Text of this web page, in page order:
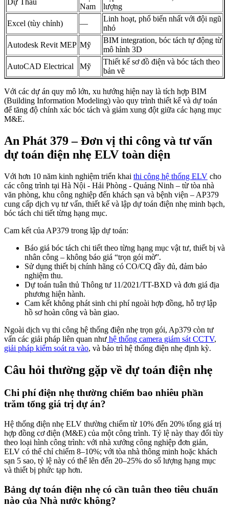
Dự Thầu
Nam
lượng
Excel (tùy chỉnh)
—
Linh hoạt, phổ biến nhất với đội ngũ
nhỏ
Autodesk Revit MEP Mỹ
BIM integration, bóc tách tự động từ
mô hình 3D
AutoCAD Electrical
Mỹ
Thiết kế sơ đồ điện và bóc tách theo
bản vẽ
Với các dự án quy mô lớn, xu hướng hiện nay là tích hợp BIM
(Building Information Modeling) vào quy trình thiết kế và dự toán
để tăng độ chính xác bóc tách và giảm xung đột giữa các hạng mục
M&E.
An Phát 379 – Đơn vị thi công và tư vấn
dự toán điện nhẹ ELV toàn diện
Với hơn 10 năm kinh nghiệm triển khai thi công hệ thống ELV cho
các công trình tại Hà Nội - Hải Phòng - Quảng Ninh – từ tòa nhà
văn phòng, khu công nghiệp đến khách sạn và bệnh viện – AP379
cung cấp dịch vụ tư vấn, thiết kế và lập dự toán điện nhẹ minh bạch,
bóc tách chi tiết từng hạng mục.
Cam kết của AP379 trong lập dự toán:
Báo giá bóc tách chi tiết theo từng hạng mục vật tư, thiết bị và
nhân công – không báo giá “trọn gói mờ”.
Sử dụng thiết bị chính hãng có CO/CQ đầy đủ, đảm bảo
nghiệm thu.
Dự toán tuân thủ Thông tư 11/2021/TT-BXD và đơn giá địa
phương hiện hành.
Cam kết không phát sinh chi phí ngoài hợp đồng, hỗ trợ lập
hồ sơ hoàn công và bàn giao.
Ngoài dịch vụ thi công hệ thống điện nhẹ trọn gói, Ap379 còn tư
vấn các giải pháp liên quan như hệ thống camera giám sát CCTV,
giải pháp kiểm soát ra vào, và bảo trì hệ thống điện nhẹ định kỳ.
Câu hỏi thường gặp về dự toán điện nhẹ
Chi phí điện nhẹ thường chiếm bao nhiêu phần
trăm tổng giá trị dự án?
Hệ thống điện nhẹ ELV thường chiếm từ 10% đến 20% tổng giá trị
hợp đồng cơ điện (M&E) của một công trình. Tỷ lệ này thay đổi tùy
theo loại hình công trình: với nhà xưởng công nghiệp đơn giản,
ELV có thể chỉ chiếm 8–10%; với tòa nhà thông minh hoặc khách
sạn 5 sao, tỷ lệ này có thể lên đến 20–25% do số lượng hạng mục
và thiết bị phức tạp hơn.
Bảng dự toán điện nhẹ có cần tuân theo tiêu chuẩn
nào của Nhà nước không?